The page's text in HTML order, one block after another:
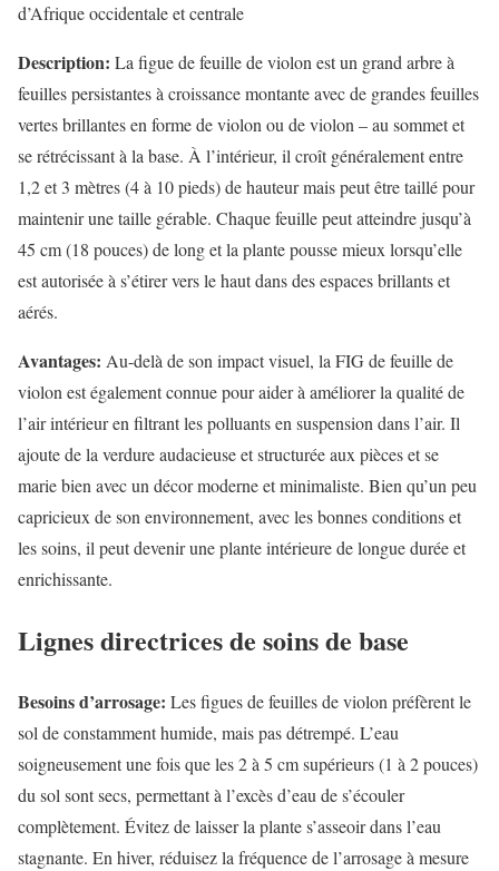
d’Afrique occidentale et centrale
Description: La figue de feuille de violon est un grand arbre à
feuilles persistantes à croissance montante avec de grandes feuilles
vertes brillantes en forme de violon ou de violon – au sommet et
se rétrécissant à la base. À l’intérieur, il croît généralement entre
1,2 et 3 mètres (4 à 10 pieds) de hauteur mais peut être taillé pour
maintenir une taille gérable. Chaque feuille peut atteindre jusqu’à
45 cm (18 pouces) de long et la plante pousse mieux lorsqu’elle
est autorisée à s’étirer vers le haut dans des espaces brillants et
aérés.
Avantages: Au-delà de son impact visuel, la FIG de feuille de
violon est également connue pour aider à améliorer la qualité de
l’air intérieur en filtrant les polluants en suspension dans l’air. Il
ajoute de la verdure audacieuse et structurée aux pièces et se
marie bien avec un décor moderne et minimaliste. Bien qu’un peu
capricieux de son environnement, avec les bonnes conditions et
les soins, il peut devenir une plante intérieure de longue durée et
enrichissante.
Lignes directrices de soins de base
Besoins d’arrosage: Les figues de feuilles de violon préfèrent le
sol de constamment humide, mais pas détrempé. L’eau
soigneusement une fois que les 2 à 5 cm supérieurs (1 à 2 pouces)
du sol sont secs, permettant à l’excès d’eau de s’écouler
complètement. Évitez de laisser la plante s’asseoir dans l’eau
stagnante. En hiver, réduisez la fréquence de l’arrosage à mesure